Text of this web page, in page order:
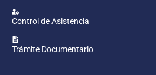
Control de Asistencia
Trámite Documentario